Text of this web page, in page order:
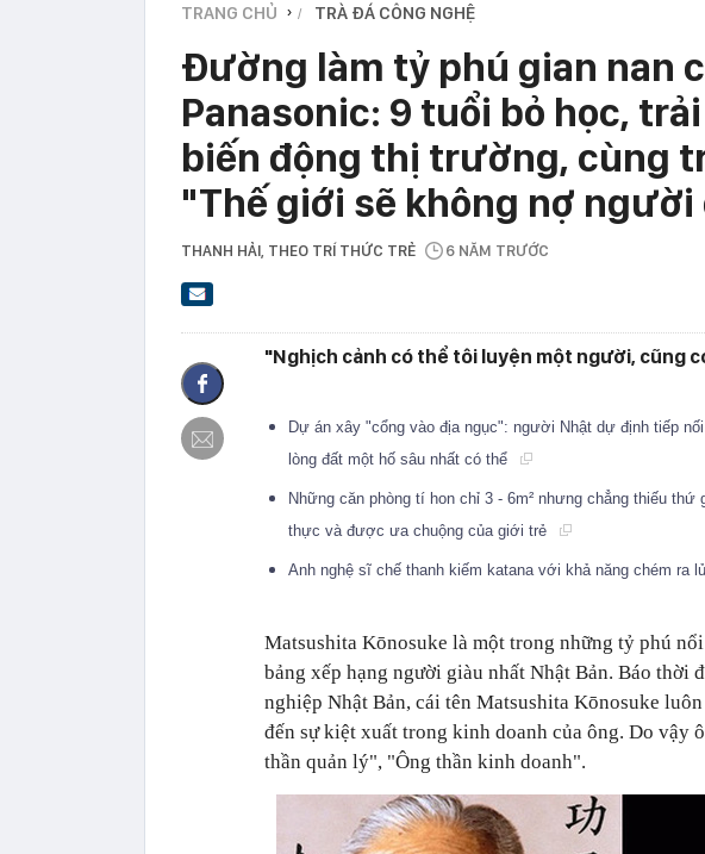
TRANG CHỦ › TRÀ ĐÁ CÔNG NGHỆ
Đường làm tỷ phú gian nan
Panasonic: 9 tuổi bỏ học,
biến động thị trường, cùng
"Thế giới sẽ không nợ người
THANH HẢI , THEO TRÍ THỨC TRẺ 6 NĂM TRƯỚC
"Nghịch cảnh có thể tôi luyện một người, cũng
Dự án xây "cổng vào địa ngục": người Nhật dự định tiếp
lòng đất một hố sâu nhất có thể
Những căn phòng tí hon chỉ 3 - 6m² nhưng chẳng thiếu
thực và được ưa chuộng của giới trẻ
Anh nghệ sĩ chế thanh kiếm katana với khả năng chém ra
Matsushita Kōnosuke là một trong những tỷ phú
bảng xếp hạng người giàu nhất Nhật Bản. Báo
nghiệp Nhật Bản, cái tên Matsushita Kōnosuke
đến sự kiệt xuất trong kinh doanh của ông. Do vậy
thần quản lý", "Ông thần kinh doanh".